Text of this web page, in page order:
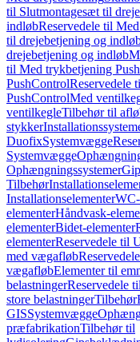
til Slutmontagesæt til
indløbReservedele til
til drejebetjening og
drejebetjening og indløb
til Med trykbetjening
PushControlReservedele
PushControlMed
ventilkegleTilbehør til
stykker
DuofixSystemvægge
Systemvægge
Ophængningssystemer
Tilbehør
Installationselementer
elementerHåndvask-
elementerBidet-elementer
elementerReservedele til
med vægafløb
vægafløbElementer til
belastningerReservedele
store belastningerTilbehør
GISSystemvægge
præfabrikationTilbehør til